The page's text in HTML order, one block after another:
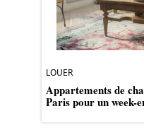
LOUER
Appartements de
Paris pour un week-